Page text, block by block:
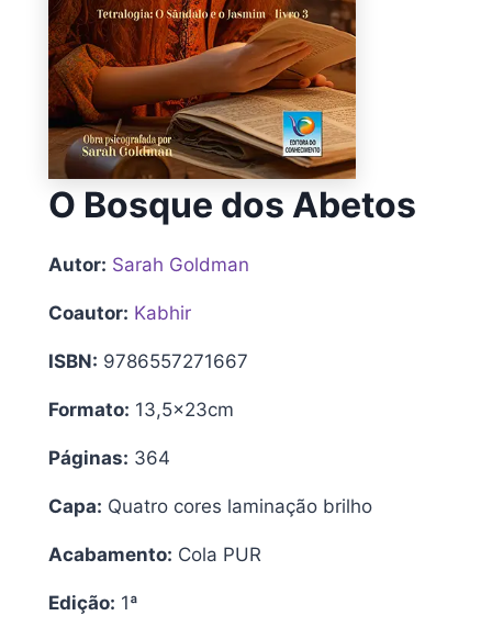
O Bosque dos Abetos
Autor: Sarah Goldman
Coautor: Kabhir
ISBN: 9786557271667
Formato: 13,5x23cm
Páginas: 364
Capa: Quatro cores laminação brilho
Acabamento: Cola PUR
Edição: 1ª